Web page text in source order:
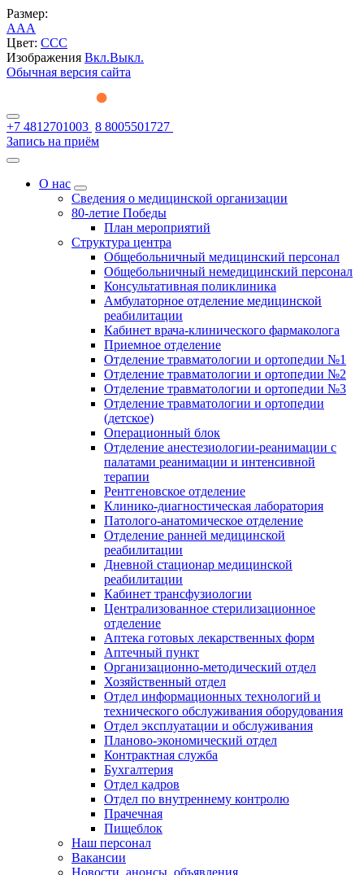
Размер:
AAA
Цвет: CCC
Изображения Вкл.Выкл.
Обычная версия сайта
+7 4812701003 8 8005501727
Запись на приём
О нас
Сведения о медицинской организации
80-летие Победы
План мероприятий
Структура центра
Общебольничный медицинский персонал
Общебольничный немедицинский персонал
Консультативная поликлиника
Амбулаторное отделение медицинской
реабилитации
Кабинет врача-клинического фармаколога
Приемное отделение
Отделение травматологии и ортопедии №1
Отделение травматологии и ортопедии №2
Отделение травматологии и ортопедии №3
Отделение травматологии и ортопедии
(детское)
Операционный блок
Отделение анестезиологии-реанимации с
палатами реанимации и интенсивной
терапии
Рентгеновское отделение
Клинико-диагностическая лаборатория
Патолого-анатомическое отделение
Отделение ранней медицинской
реабилитации
Дневной стационар медицинской
реабилитации
Кабинет трансфузиологии
Централизованное стерилизационное
отделение
Аптека готовых лекарственных форм
Аптечный пункт
Организационно-методический отдел
Хозяйственный отдел
Отдел информационных технологий и
технического обслуживания оборудования
Отдел эксплуатации и обслуживания
Планово-экономический отдел
Контрактная служба
Бухгалтерия
Отдел кадров
Отдел по внутреннему контролю
Прачечная
Пищеблок
Наш персонал
Вакансии
Новости, анонсы, объявления